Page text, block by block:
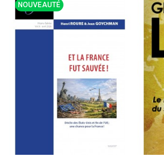
NOUVEAUTÉ